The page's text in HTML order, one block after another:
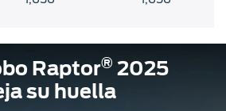
Raptor® 2025
su huella